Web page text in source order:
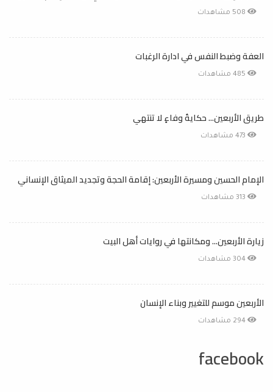
العفة وضبط النفس في ادارة الرغبات
طريق الأربعين... حكايةُ وفاءٍ لا تنتهي
الإمام الحسين ومسيرة الأربعين: إقامة الحجة وتجديد الميثاق الإنساني
زيارة الأربعين... ومكانتها في روايات أهل البيت
الأربعين موسم للتغيير وبناء الإنسان
facebook